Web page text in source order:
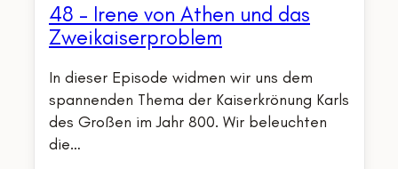
48 – Irene von Athen und das
Zweikaiserproblem
In dieser Episode widmen wir uns dem
spannenden Thema der Kaiserkrönung Karls
des Großen im Jahr 800. Wir beleuchten
die…